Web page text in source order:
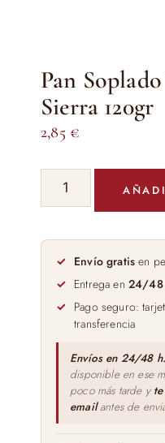
Pan
Sierra 120gr
2,85 €
Soplado
de
Sierra
120gr
cantidad
Envío gratis en
Entrega en 24/48
Pago seguro:
transferencia
Envíos en 24/48 h.
disponible en ese
poco más tarde y
emailantes de